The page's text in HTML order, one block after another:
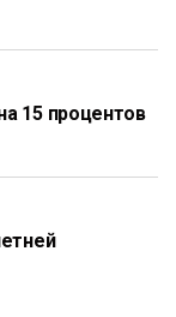
15 процентов